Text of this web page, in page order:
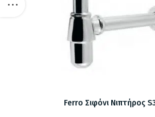
Ferro Σιφόνι Νιπτήρος